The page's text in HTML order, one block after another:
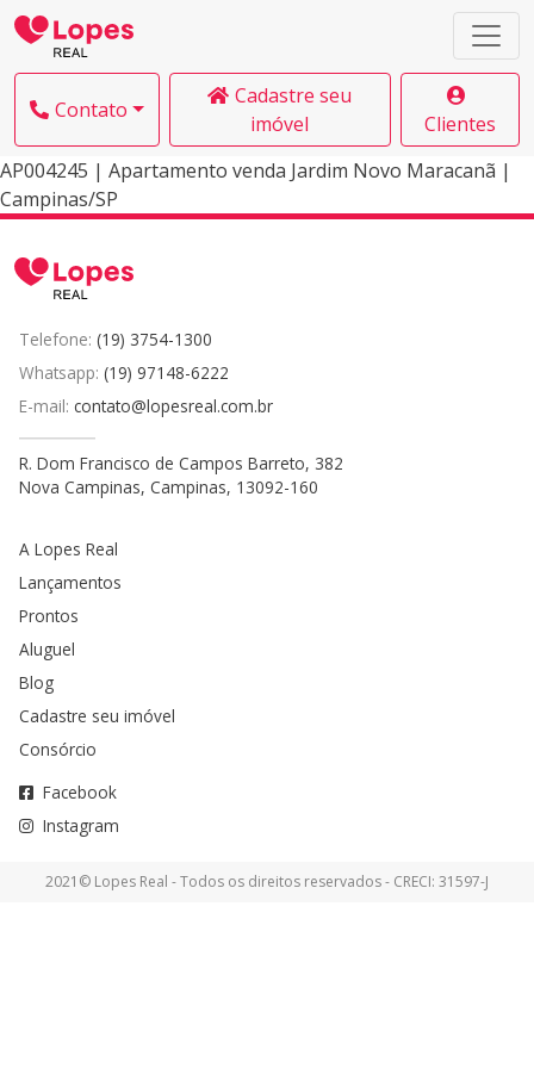
Contato
Cadastre seu
imóvel
Clientes
AP004245 | Apartamento venda Jardim Novo Maracanã |
Campinas/SP
Telefone: (19) 3754-1300
Whatsapp: (19) 97148-6222
E-mail: contato@lopesreal.com.br
R. Dom Francisco de Campos Barreto, 382
Nova Campinas, Campinas, 13092-160
A Lopes Real
Lançamentos
Prontos
Aluguel
Blog
Cadastre seu imóvel
Consórcio
Facebook
Instagram
2021© Lopes Real - Todos os direitos reservados - CRECI: 31597-J